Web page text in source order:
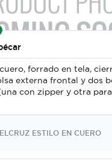
forrado en tela,
externa frontal y dos
con zipper y otra
a mano con un
en el que se fusionan
de la marroquinería y la
ESTILO EN CUERO